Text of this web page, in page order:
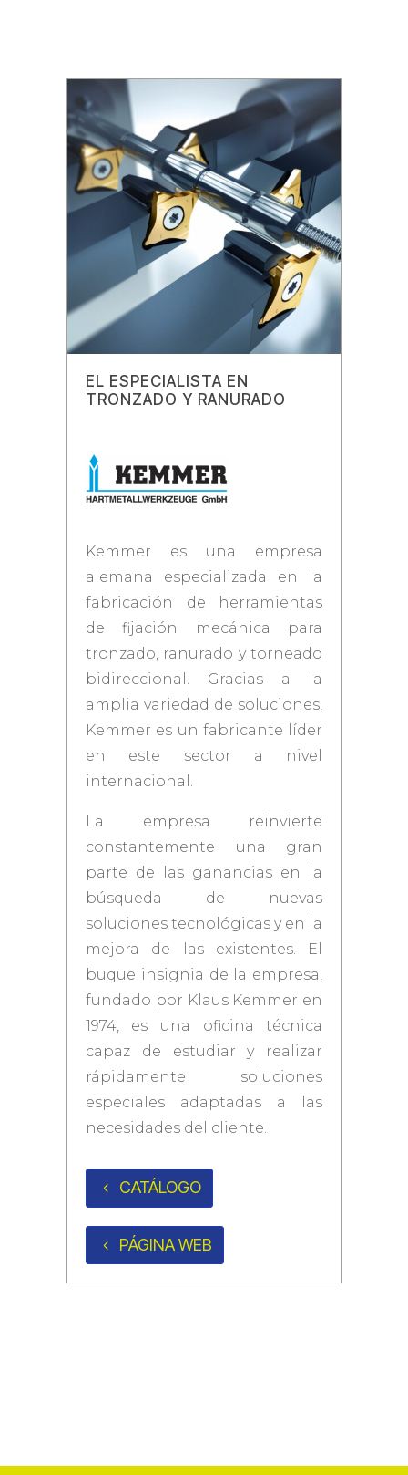
EL ESPECIALISTA EN
TRONZADO Y RANURADO
Kemmer es una empresa
alemana especializada en la
fabricación de herramientas
de fijación mecánica para
tronzado, ranurado y torneado
bidireccional. Gracias a la
amplia variedad de soluciones,
Kemmer es un fabricante líder
en este sector a nivel
internacional.
La empresa reinvierte
constantemente una gran
parte de las ganancias en la
búsqueda de nuevas
soluciones tecnológicas y en la
mejora de las existentes. El
buque insignia de la empresa,
fundado por Klaus Kemmer en
1974, es una oficina técnica
capaz de estudiar y realizar
rápidamente soluciones
especiales adaptadas a las
necesidades del cliente.
CATÁLOGO
PÁGINA WEB